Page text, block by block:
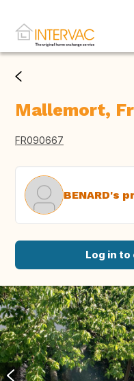
Mallemort,
FR090667
BENARD's
Log in